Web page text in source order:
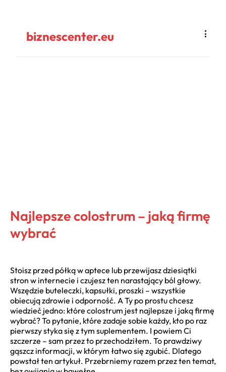
biznescenter.eu
Najlepsze colostrum – jaką firmę
wybrać
Stoisz przed półką w aptece lub przewijasz dziesiątki
stron w internecie i czujesz ten narastający ból głowy.
Wszędzie buteleczki, kapsułki, proszki – wszystkie
obiecują zdrowie i odporność. A Ty po prostu chcesz
wiedzieć jedno: które colostrum jest najlepsze i jaką firmę
wybrać? To pytanie, które zadaje sobie każdy, kto po raz
pierwszy styka się z tym suplementem. I powiem Ci
szczerze – sam przez to przechodziłem. To prawdziwy
gąszcz informacji, w którym łatwo się zgubić. Dlatego
powstał ten artykuł. Przebrniemy razem przez ten temat,